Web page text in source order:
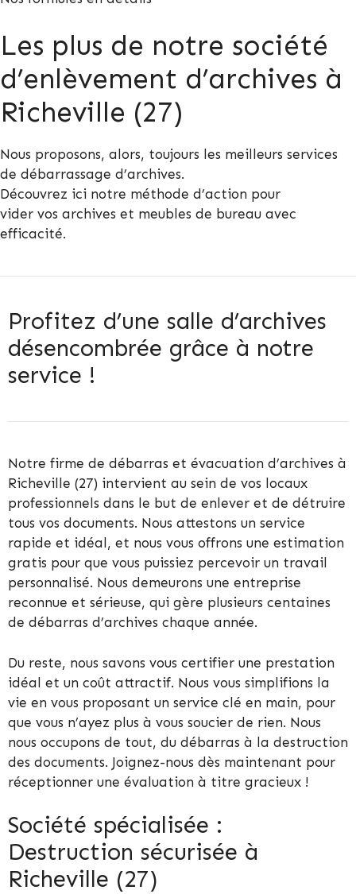
Les plus de notre société
d’enlèvement d’archives à
Richeville (27)
Nous proposons, alors, toujours les meilleurs services
de débarrassage d’archives.
Découvrez ici notre méthode d’action pour
vider vos archives et meubles de bureau avec
efficacité.
Profitez d’une salle d’archives
désencombrée grâce à notre
service !
Notre firme de débarras et évacuation d’archives à
Richeville (27) intervient au sein de vos locaux
professionnels dans le but de enlever et de détruire
tous vos documents. Nous attestons un service
rapide et idéal, et nous vous offrons une estimation
gratis pour que vous puissiez percevoir un travail
personnalisé. Nous demeurons une entreprise
reconnue et sérieuse, qui gère plusieurs centaines
de débarras d’archives chaque année.
Du reste, nous savons vous certifier une prestation
idéal et un coût attractif. Nous vous simplifions la
vie en vous proposant un service clé en main, pour
que vous n’ayez plus à vous soucier de rien. Nous
nous occupons de tout, du débarras à la destruction
des documents. Joignez-nous dès maintenant pour
réceptionner une évaluation à titre gracieux !
Société spécialisée :
Destruction sécurisée à
Richeville (27)